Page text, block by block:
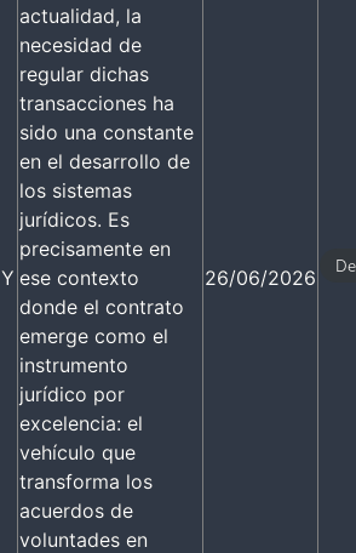
actualidad, la
necesidad de
regular dichas
transacciones ha
sido una constante
en el desarrollo de
los sistemas
jurídicos. Es
precisamente en
ese contexto
donde el contrato
emerge como el
instrumento
jurídico por
excelencia: el
vehículo que
transforma los
acuerdos de
voluntades en
26/06/2026